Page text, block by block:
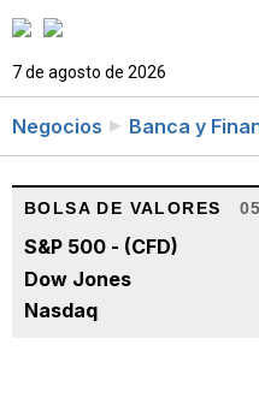
7 de agosto de 2026
Negocios Banca y
BOLSA DE VALORES
S&P 500 - (CFD)
Dow Jones
Nasdaq